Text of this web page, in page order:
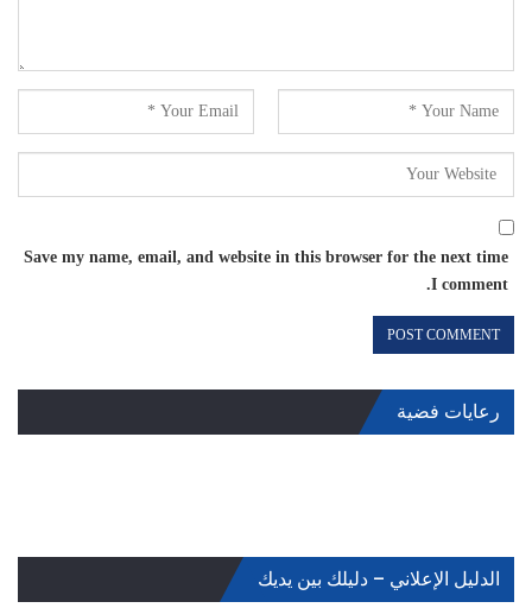
Save my name, email, and website in this browser for the next time
I comment.
رعايات فضية
الدليل الإعلاني – دليلك بين يديك